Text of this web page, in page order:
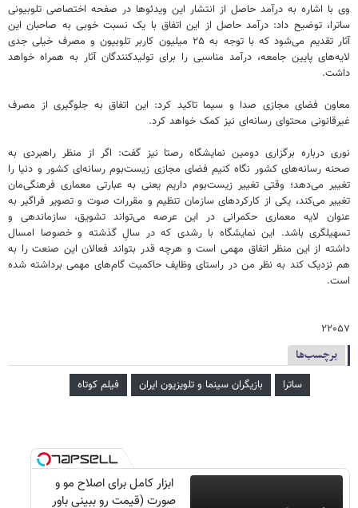
وی با اشاره به درآمد حاصل از انتشار این ویدئوها در صفحه اختصاصی تلوبیونی
ساترا، توضیح داد: درآمد حاصل از این اتفاق با یک نسبت خوبی به صاحبان این
آثار تقدیم می‌شود که با توجه به ۲۵ میلیون کاربر تلوبیون و مصرف خیلی جدی
لایه‌های پایین جامعه، درآمد مناسبی را برای تولیدکنندگان آثار به همراه خواهد
داشت.
معاون فضای مجازی صدا و سیما تاکید کرد: این اتفاق به جلوگیری از مصرف
غیرقانونی محتوای رسانه‌ای نیز کمک خواهد کرد.
نوری درباره برگزاری دومین نمایشگاه رصتا ‌نیز گفت: اگر از منظر راهبردی به
صحنه رسانه‌های کشور نگاه کنیم فضای ‌مجازی زیست‌بوم رسانه‌ای کشور و دنیا را
تغییر می‌دهد؛ وقتی تغییر زیست‌بوم داریم یعنی به عبارتی معماری فرهنگی‌مان
تغییر می‌کند، یکی از کارکردهای سازمان تنظیم و مقررات صوت و تصویر فراگیر به
عنوان لایه معماری حکمرانی در این عرصه می‌تواند تشویق، سازماندهی و
تسهیلگری باشد. این نمایشگاه با رشدی که در سالِ گذشته و خصوصا امسال
داشته از این منظر اتفاق مهمی است و هرچه قدر بتواند فعالان این صنعت را به
هم نزدیک کند به نظر من در راستای وظایف حاکمیت گام‌های مهمی برداشته شده
است.
۲۲۰۵۷
برچسب‌ها
ساترا بازیگران سینما و تلویزیون ایران فیلم کوتاه
ابزار کامل برای اصلاح مو و
صورت (قیمت رو ببینی باور